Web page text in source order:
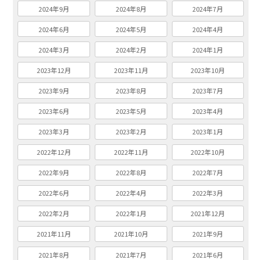
2024年9月 2024年8月 2024年7月
2024年6月 2024年5月 2024年4月
2024年3月 2024年2月 2024年1月
2023年12月 2023年11月 2023年10月
2023年9月 2023年8月 2023年7月
2023年6月 2023年5月 2023年4月
2023年3月 2023年2月 2023年1月
2022年12月 2022年11月 2022年10月
2022年9月 2022年8月 2022年7月
2022年6月 2022年4月 2022年3月
2022年2月 2022年1月 2021年12月
2021年11月 2021年10月 2021年9月
2021年8月 2021年7月 2021年6月